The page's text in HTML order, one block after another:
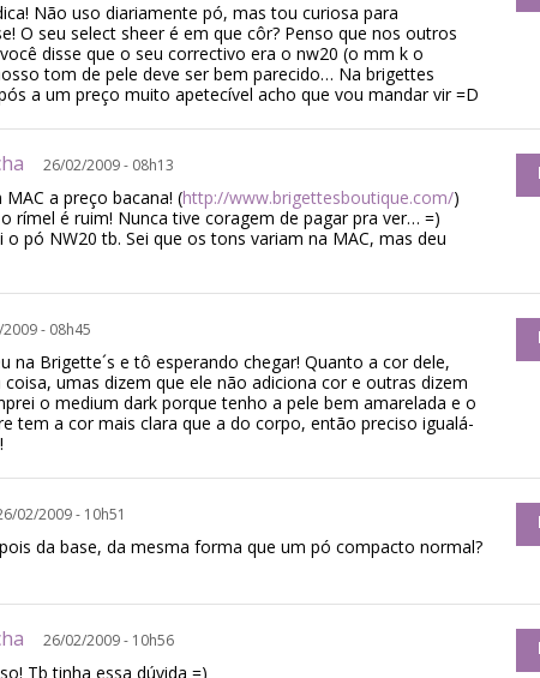
Não uso diariamente pó, mas tou curiosa para
O seu select sheer é em que côr? Penso que nos outros
disse que o seu correctivo era o nw20 (o mm k o
tom de pele deve ser bem parecido… Na brigettes
a um preço muito apetecível acho que vou mandar vir =D
26/02/2009 - 08h13
a preço bacana! (http://www.brigettesboutique.com/)
rímel é ruim! Nunca tive coragem de pagar pra ver… =)
o pó NW20 tb. Sei que os tons variam na MAC, mas deu
- 08h45
na Brigette´s e tô esperando chegar! Quanto a cor dele,
umas dizem que ele não adiciona cor e outras dizem
o medium dark porque tenho a pele bem amarelada e o
tem a cor mais clara que a do corpo, então preciso igualá-
02/2009 - 10h51
da base, da mesma forma que um pó compacto normal?
26/02/2009 - 10h56
Tb tinha essa dúvida =)